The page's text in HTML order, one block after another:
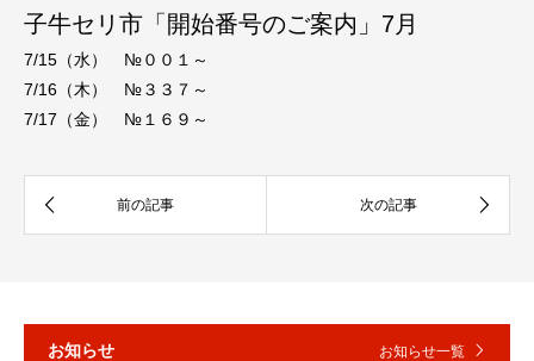
子牛セリ市「開始番号のご案内」7月
7/15（水） №００１～
7/16（木） №３３７～
7/17（金） №１６９～
お知らせ お知らせ一覧